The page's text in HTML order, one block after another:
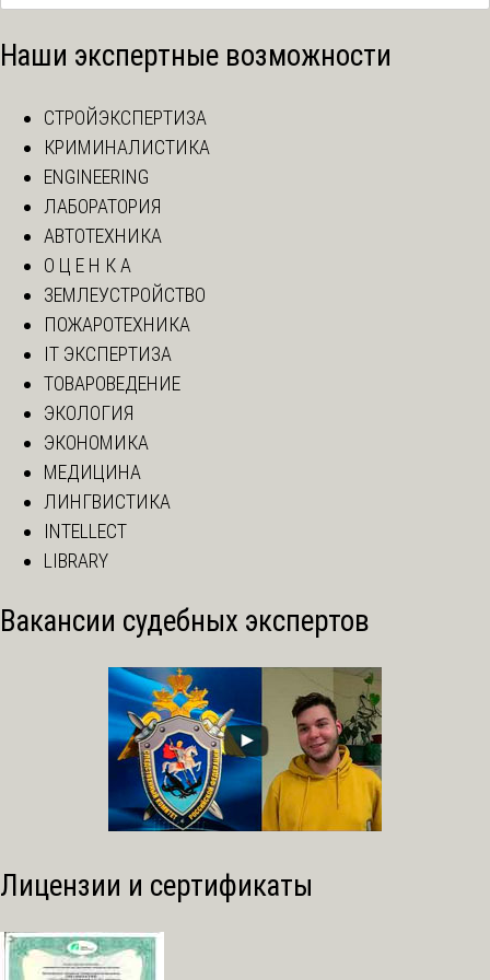
Наши экспертные возможности
СТРОЙЭКСПЕРТИЗА
КРИМИНАЛИСТИКА
ENGINEERING
ЛАБОРАТОРИЯ
АВТОТЕХНИКА
О Ц Е Н К А
ЗЕМЛЕУСТРОЙСТВО
ПОЖАРОТЕХНИКА
IT ЭКСПЕРТИЗА
ТОВАРОВЕДЕНИЕ
ЭКОЛОГИЯ
ЭКОНОМИКА
МЕДИЦИНА
ЛИНГВИСТИКА
INTELLECT
LIBRARY
Вакансии судебных экспертов
Лицензии и сертификаты